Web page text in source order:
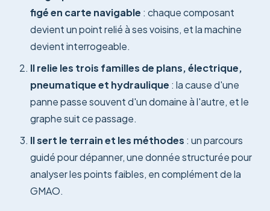
figé en carte navigable : chaque composant
devient un point relié à ses voisins, et la machine
devient interrogeable.
Il relie les trois familles de plans, électrique,
pneumatique et hydraulique : la cause d'une
panne passe souvent d'un domaine à l'autre, et le
graphe suit ce passage.
Il sert le terrain et les méthodes : un parcours
guidé pour dépanner, une donnée structurée pour
analyser les points faibles, en complément de la
GMAO.